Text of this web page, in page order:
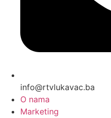
info@rtvlukavac.ba
O nama
Marketing